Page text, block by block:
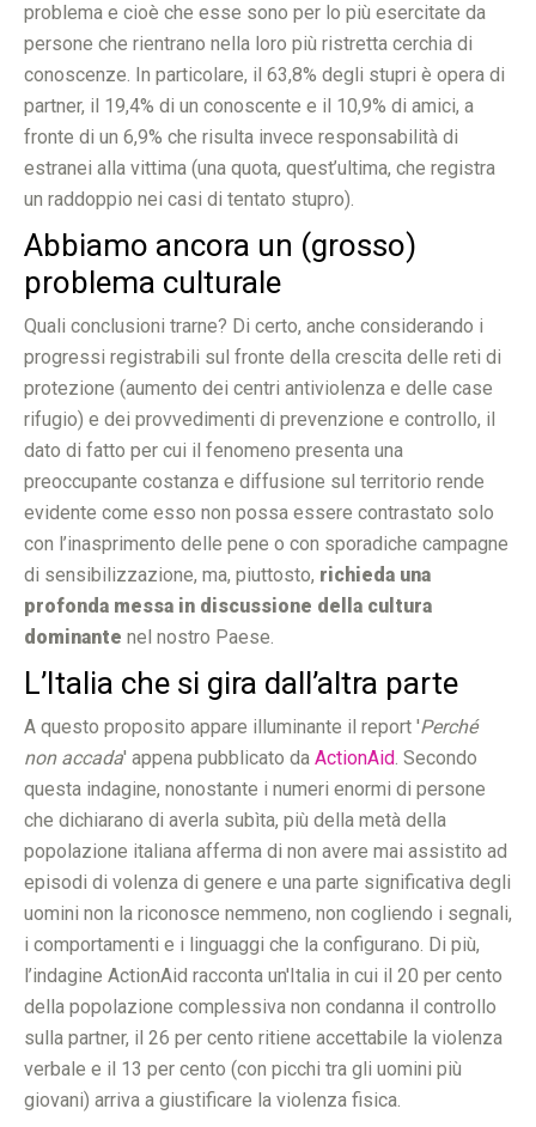
problema e cioè che esse sono per lo più esercitate da
persone che rientrano nella loro più ristretta cerchia di
conoscenze. In particolare, il 63,8% degli stupri è opera di
partner, il 19,4% di un conoscente e il 10,9% di amici, a
fronte di un 6,9% che risulta invece responsabilità di
estranei alla vittima (una quota, quest’ultima, che registra
un raddoppio nei casi di tentato stupro).
Abbiamo ancora un (grosso)
problema culturale
Quali conclusioni trarne? Di certo, anche considerando i
progressi registrabili sul fronte della crescita delle reti di
protezione (aumento dei centri antiviolenza e delle case
rifugio) e dei provvedimenti di prevenzione e controllo, il
dato di fatto per cui il fenomeno presenta una
preoccupante costanza e diffusione sul territorio rende
evidente come esso non possa essere contrastato solo
con l’inasprimento delle pene o con sporadiche campagne
di sensibilizzazione, ma, piuttosto, richieda una
profonda messa in discussione della cultura
dominante nel nostro Paese.
L’Italia che si gira dall’altra parte
A questo proposito appare illuminante il report 'Perché
non accada' appena pubblicato da ActionAid. Secondo
questa indagine, nonostante i numeri enormi di persone
che dichiarano di averla subìta, più della metà della
popolazione italiana afferma di non avere mai assistito ad
episodi di volenza di genere e una parte significativa degli
uomini non la riconosce nemmeno, non cogliendo i segnali,
i comportamenti e i linguaggi che la configurano. Di più,
l’indagine ActionAid racconta un'Italia in cui il 20 per cento
della popolazione complessiva non condanna il controllo
sulla partner, il 26 per cento ritiene accettabile la violenza
verbale e il 13 per cento (con picchi tra gli uomini più
giovani) arriva a giustificare la violenza fisica.